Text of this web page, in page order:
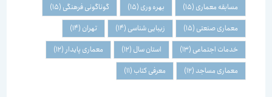
مسابقه معماری(15) بهره وری(15) گوناگونی فرهنگی(15)
معماری صنعتی(15) زیبایی شناسی(14) تهران(14)
خدمات اجتماعی(13) استان سال(12) معماری پایدار(12)
معماری مساجد(12) معرفی کتاب(11)